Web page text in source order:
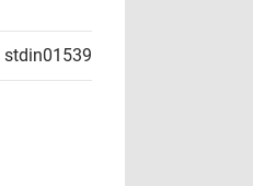
stdin01539